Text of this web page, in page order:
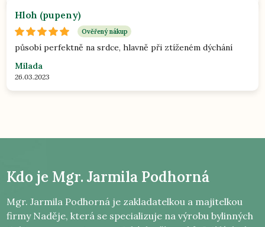
Hloh (pupeny)
Ověřený nákup
působí perfektně na srdce, hlavně při ztíženém dýchání
Milada
26.03.2023
Kdo je Mgr. Jarmila Podhorná
Mgr. Jarmila Podhorná je zakladatelkou a majitelkou
firmy Naděje, která se specializuje na výrobu bylinných